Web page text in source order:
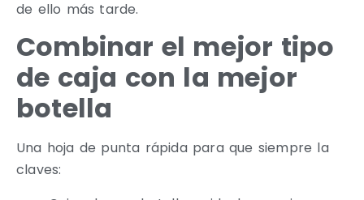
de ello más tarde.
Combinar el mejor tipo
de caja con la mejor
botella
Una hoja de punta rápida para que siempre la
claves: